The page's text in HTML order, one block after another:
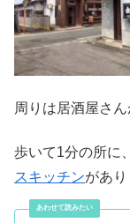
周りは居酒屋さ
歩いて1分の所に
スキッチンがあり